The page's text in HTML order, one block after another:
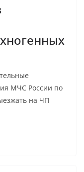
МЧС России по
на ЧП